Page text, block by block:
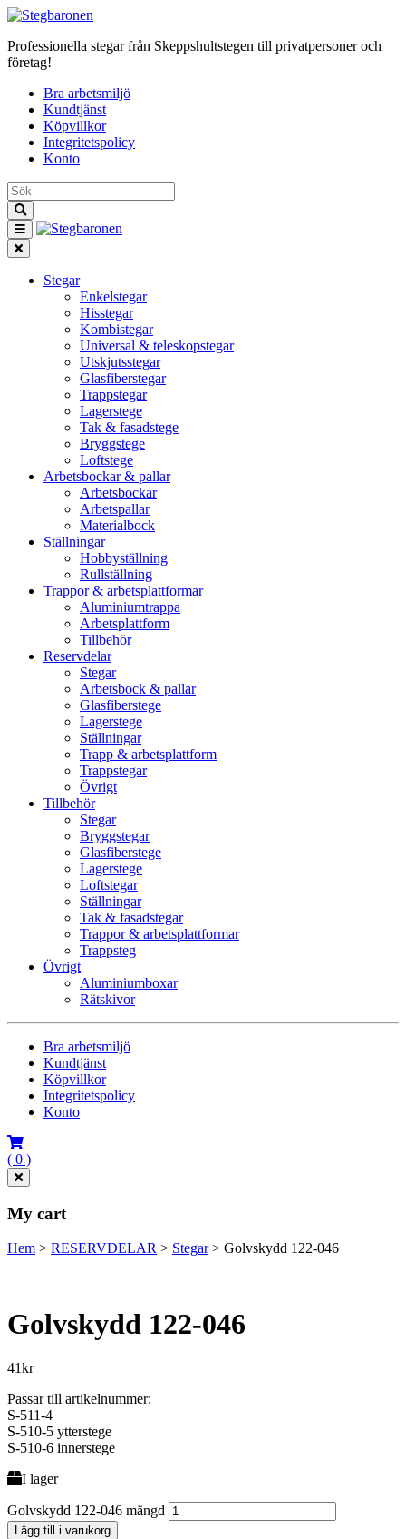
Professionella stegar från Skeppshultstegen till privatpersoner och
företag!
Bra arbetsmiljö
Kundtjänst
Köpvillkor
Integritetspolicy
Konto
Stegar
Enkelstegar
Hisstegar
Kombistegar
Universal & teleskopstegar
Utskjutsstegar
Glasfiberstegar
Trappstegar
Lagerstege
Tak & fasadstege
Bryggstege
Loftstege
Arbetsbockar & pallar
Arbetsbockar
Arbetspallar
Materialbock
Ställningar
Hobbyställning
Rullställning
Trappor & arbetsplattformar
Aluminiumtrappa
Arbetsplattform
Tillbehör
Reservdelar
Stegar
Arbetsbock & pallar
Glasfiberstege
Lagerstege
Ställningar
Trapp & arbetsplattform
Trappstegar
Övrigt
Tillbehör
Stegar
Bryggstegar
Glasfiberstege
Lagerstege
Loftstegar
Ställningar
Tak & fasadstegar
Trappor & arbetsplattformar
Trappsteg
Övrigt
Aluminiumboxar
Rätskivor
Bra arbetsmiljö
Kundtjänst
Köpvillkor
Integritetspolicy
Konto
( 0 )
My cart
Hem > RESERVDELAR > Stegar> Golvskydd 122-046
Golvskydd 122-046
41kr
Passar till artikelnummer:
S-511-4
S-510-5 ytterstege
S-510-6 innerstege
I lager
Golvskydd 122-046 mängd
Lägg till i varukorg